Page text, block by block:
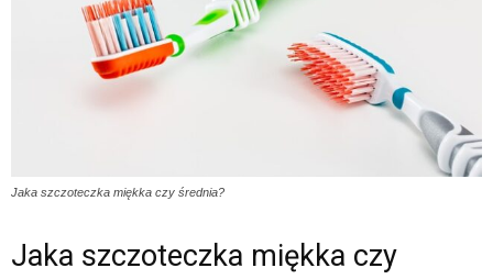
Jaka szczoteczka miękka czy średnia?
Jaka szczoteczka miękka czy